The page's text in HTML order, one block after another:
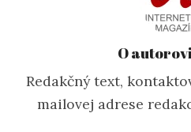
O
Redakčný text,
mailovej adrese